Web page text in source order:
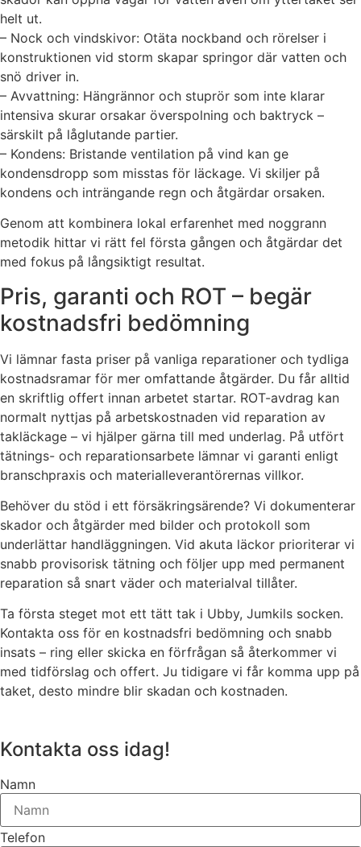
helt ut.
– Nock och vindskivor: Otäta nockband och rörelser i
konstruktionen vid storm skapar springor där vatten och
snö driver in.
– Avvattning: Hängrännor och stuprör som inte klarar
intensiva skurar orsakar överspolning och baktryck –
särskilt på låglutande partier.
– Kondens: Bristande ventilation på vind kan ge
kondensdropp som misstas för läckage. Vi skiljer på
kondens och inträngande regn och åtgärdar orsaken.
Genom att kombinera lokal erfarenhet med noggrann
metodik hittar vi rätt fel första gången och åtgärdar det
med fokus på långsiktigt resultat.
Pris, garanti och ROT – begär
kostnadsfri bedömning
Vi lämnar fasta priser på vanliga reparationer och tydliga
kostnadsramar för mer omfattande åtgärder. Du får alltid
en skriftlig offert innan arbetet startar. ROT-avdrag kan
normalt nyttjas på arbetskostnaden vid reparation av
takläckage – vi hjälper gärna till med underlag. På utfört
tätnings- och reparationsarbete lämnar vi garanti enligt
branschpraxis och materialleverantörernas villkor.
Behöver du stöd i ett försäkringsärende? Vi dokumenterar
skador och åtgärder med bilder och protokoll som
underlättar handläggningen. Vid akuta läckor prioriterar vi
snabb provisorisk tätning och följer upp med permanent
reparation så snart väder och materialval tillåter.
Ta första steget mot ett tätt tak i Ubby, Jumkils socken.
Kontakta oss för en kostnadsfri bedömning och snabb
insats – ring eller skicka en förfrågan så återkommer vi
med tidförslag och offert. Ju tidigare vi får komma upp på
taket, desto mindre blir skadan och kostnaden.
Kontakta oss idag!
Namn
Telefon